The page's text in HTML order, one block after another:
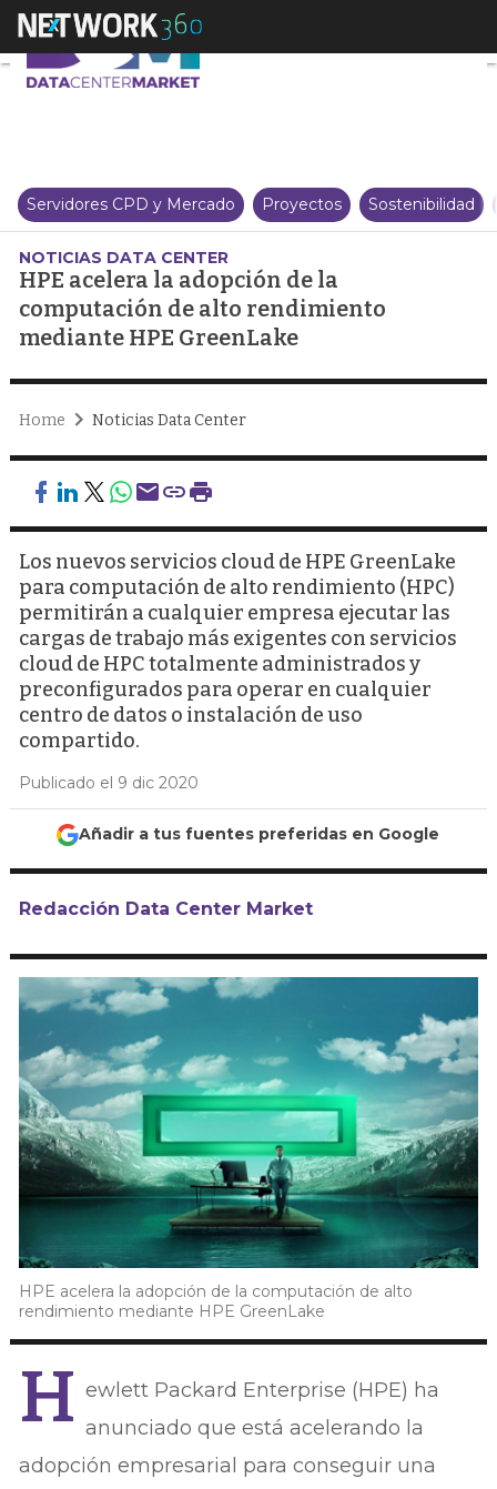
HPE acelera la adopción de la
Servidores CPD y Mercado Proyectos Sostenibilidad
NOTICIAS DATA CENTER
HPE acelera la adopción de la
computación de alto rendimiento
mediante HPE GreenLake
Home Noticias Data Center
Los nuevos servicios cloud de HPE GreenLake
para computación de alto rendimiento (HPC)
permitirán a cualquier empresa ejecutar las
cargas de trabajo más exigentes con servicios
cloud de HPC totalmente administrados y
preconfigurados para operar en cualquier
centro de datos o instalación de uso
compartido.
Publicado el 9 dic 2020
Añadir a tus fuentes preferidas en Google
Redacción Data Center Market
HPE acelera la adopción de la computación de alto
rendimiento mediante HPE GreenLake
H ewlett Packard Enterprise (HPE) ha
anunciado que está acelerando la
adopción empresarial para conseguir una